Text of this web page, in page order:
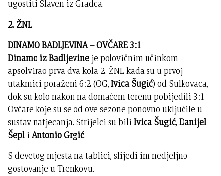
ugostiti Slaven iz Gradca.
2. ŽNL
DINAMO BADLJEVINA – OVČARE 3:1
Dinamo iz Badljevine je polovičnim učinkom
apsolvirao prva dva kola 2. ŽNL kada su u prvoj
utakmici poraženi 6:2 (OG, Ivica Šugić) od Sulkovaca,
dok su kolo nakon na domaćem terenu pobijedili 3:1
Ovčare koje su se od ove sezone ponovno uključile u
sustav natjecanja. Strijelci su biliIvica Šugić, Danijel
Šepl iAntonio Grgić.
S devetog mjesta na tablici, slijedi im nedjeljno
gostovanje u Trenkovu.